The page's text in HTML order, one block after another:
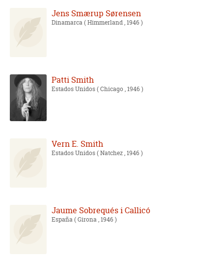
Jens Smærup Sørensen
Dinamarca( Himmerland , 1946 )
Patti Smith
Estados Unidos( Chicago , 1946 )
Vern E. Smith
Estados Unidos( Natchez , 1946 )
Jaume Sobrequés i Callicó
España( Girona , 1946 )